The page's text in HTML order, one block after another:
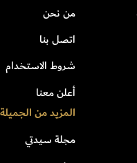
من نحن
اتصل بنا
شروط الاستخدام
أعلن معنا
المزيد من الجميلة
مجلة سيدتي